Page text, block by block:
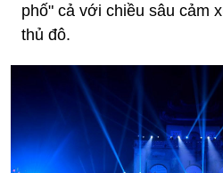
phố" cả với chiều sâu cảm
thủ đô.